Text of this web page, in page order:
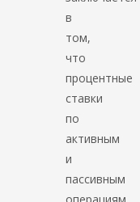
в
том,
что
процентные
ставки
по
активным
и
пассивным